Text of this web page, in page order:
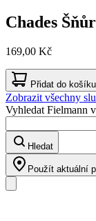
Chades
169,00 Kč
Přidat do košíku
Zobrazit všechny
Vyhledat Fielmann
Hledat
Použít aktuální